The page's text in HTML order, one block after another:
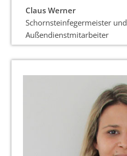
Claus Werner
Schornsteinfegermeister und
Außendienstmitarbeiter